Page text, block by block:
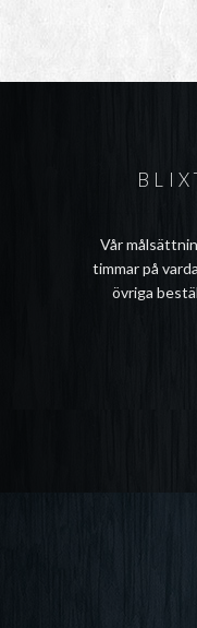
Vår
timmar på
övriga